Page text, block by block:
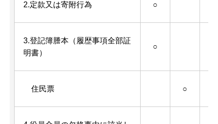
2.定款又は寄附行為 ○
3.登記簿謄本（履歴事項全部証
明書）
○
住民票 ○